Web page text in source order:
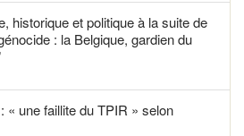
historique et politique à la suite de
: la Belgique, gardien du
« une faillite du TPIR » selon